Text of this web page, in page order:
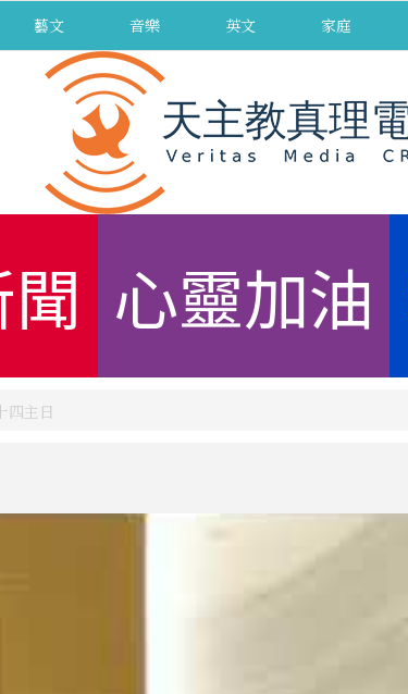
藝文 音樂 英文 家庭
心靈加油
四主日